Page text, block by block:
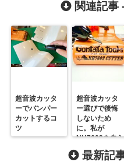
関連記事
超音波カッタ
ーでバンパー
カットするコ
ツ
超音波カッタ
ー選びで後悔
しないため
に。私が
NH7603を自ら
届ける理由
最新記